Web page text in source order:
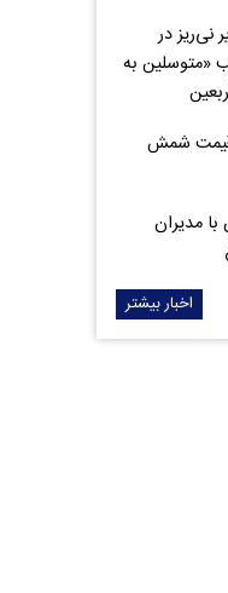
نی‌ریز در
«متوسلین به
قیمت شمش
مدیران
اخبار بیشتر